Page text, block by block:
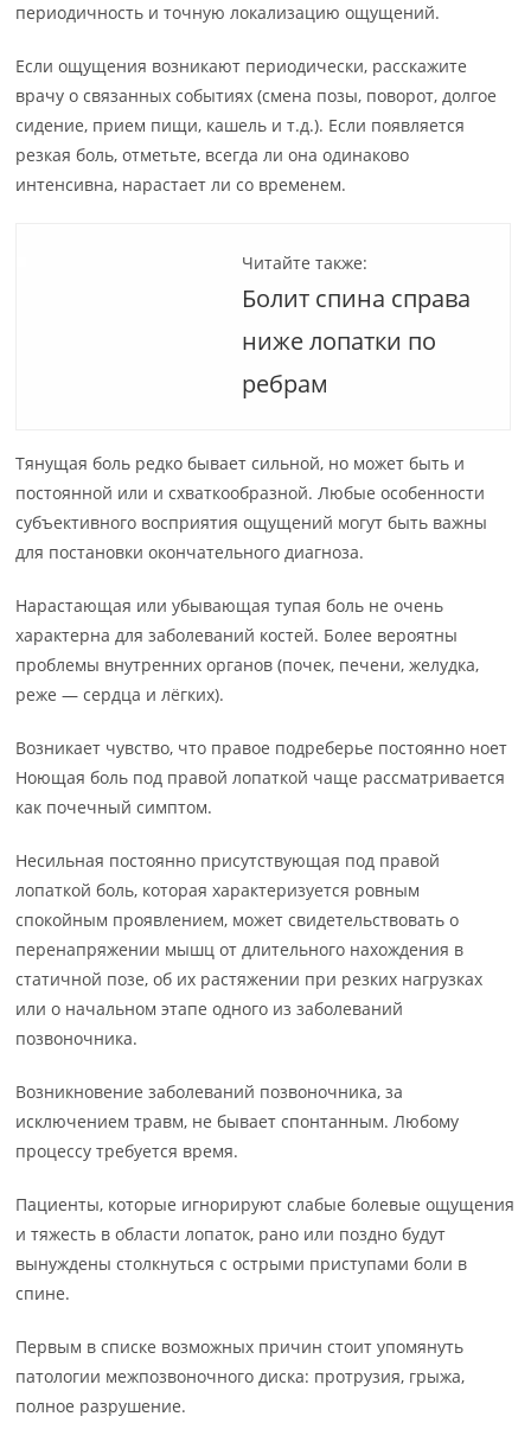
периодичность и точную локализацию ощущений.
Если ощущения возникают периодически, расскажите
врачу о связанных событиях (смена позы, поворот, долгое
сидение, прием пищи, кашель и т.д.). Если появляется
резкая боль, отметьте, всегда ли она одинаково
интенсивна, нарастает ли со временем.
Читайте также:
Болит спина справа
ниже лопатки по
ребрам
Тянущая боль редко бывает сильной, но может быть и
постоянной или и схваткообразной. Любые особенности
субъективного восприятия ощущений могут быть важны
для постановки окончательного диагноза.
Нарастающая или убывающая тупая боль не очень
характерна для заболеваний костей. Более вероятны
проблемы внутренних органов (почек, печени, желудка,
реже — сердца и лёгких).
Возникает чувство, что правое подреберье постоянно ноет
Ноющая боль под правой лопаткой чаще рассматривается
как почечный симптом.
Несильная постоянно присутствующая под правой
лопаткой боль, которая характеризуется ровным
спокойным проявлением, может свидетельствовать о
перенапряжении мышц от длительного нахождения в
статичной позе, об их растяжении при резких нагрузках
или о начальном этапе одного из заболеваний
позвоночника.
Возникновение заболеваний позвоночника, за
исключением травм, не бывает спонтанным. Любому
процессу требуется время.
Пациенты, которые игнорируют слабые болевые ощущения
и тяжесть в области лопаток, рано или поздно будут
вынуждены столкнуться с острыми приступами боли в
спине.
Первым в списке возможных причин стоит упомянуть
патологии межпозвоночного диска: протрузия, грыжа,
полное разрушение.